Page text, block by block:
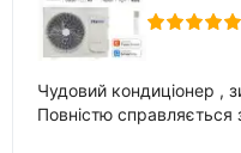
Чудовий кондиціонер ,
Повністю